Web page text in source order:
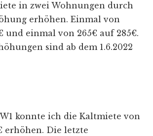
in zwei Wohnungen durch
erhöhen. Einmal von
und einmal von 265€ auf 285€.
sind ab dem 1.6.2022
konnte ich die Kaltmiete von
erhöhen. Die letzte